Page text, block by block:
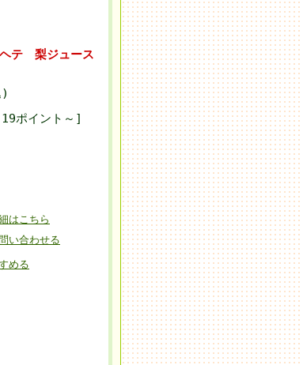
ヘテ 梨ジュース
ポイント～]
はこちら
い合わせる
める